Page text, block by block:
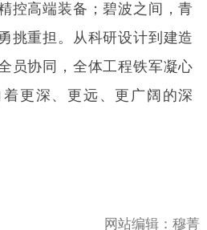
控高端装备；碧波之间，青
挑重担。从科研设计到建造
员协同，全体工程铁军凝心
更深、更远、更广阔的深
网站编辑：穆菁